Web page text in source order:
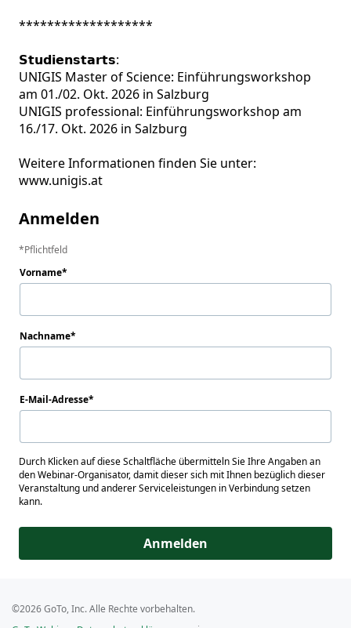
*******************
𝗦𝘁𝘂𝗱𝗶𝗲𝗻𝘀𝘁𝗮𝗿𝘁𝘀:
UNIGIS Master of Science: Einführungsworkshop
am 01./02. Okt. 2026 in Salzburg
UNIGIS professional: Einführungsworkshop am
16./17. Okt. 2026 in Salzburg
Weitere Informationen finden Sie unter:
www.unigis.at
Anmelden
Pflichtfeld
Vorname
Nachname
E-Mail-Adresse
Durch Klicken auf diese Schaltfläche übermitteln Sie Ihre Angaben an
den Webinar-Organisator, damit dieser sich mit Ihnen bezüglich dieser
Veranstaltung und anderer Serviceleistungen in Verbindung setzen
kann.
Anmelden
©2026 GoTo, Inc. Alle Rechte vorbehalten.